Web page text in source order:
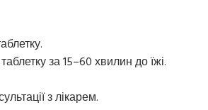
за 15–60 хвилин до їжі.
з лікарем.